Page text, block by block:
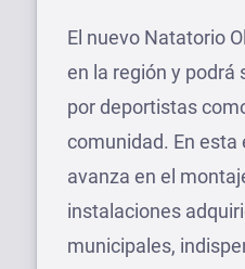
El nuevo Natatorio
en la región y podrá
por deportistas
comunidad. En
avanza en el
instalaciones
municipales,